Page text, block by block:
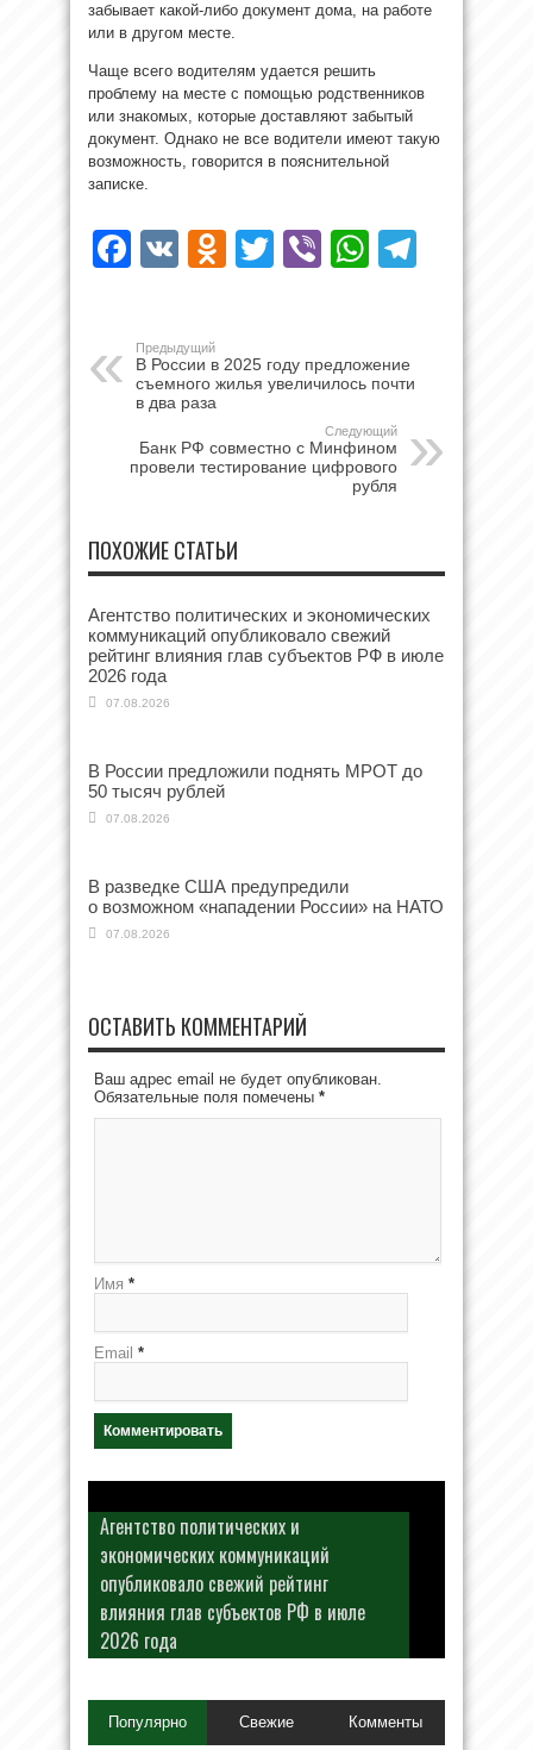
забывает какой-либо документ дома, на работе
или в другом месте.
Чаще всего водителям удается решить
проблему на месте с помощью родственников
или знакомых, которые доставляют забытый
документ. Однако не все водители имеют такую
возможность, говорится в пояснительной
записке.
Facebook
VK Odnoklassniki
Twitter
Viber
Предыдущий
В России в 2025 году предложение
съемного жилья увеличилось почти
в два раза
Следующий
Банк РФ совместно с Минфином
провели тестирование цифрового
рубля
ПОХОЖИЕ СТАТЬИ
Агентство политических и экономических
коммуникаций опубликовало свежий
рейтинг влияния глав субъектов РФ в июле
2026 года
07.08.2026
В России предложили поднять МРОТ до
50 тысяч рублей
07.08.2026
В разведке США предупредили
о возможном «нападении России» на НАТО
07.08.2026
ОСТАВИТЬ КОММЕНТАРИЙ
Ваш адрес email не будет опубликован.
Обязательные поля помечены *
Имя *
Email *
Агентство политических и
экономических коммуникаций
опубликовало свежий рейтинг
влияния глав субъектов РФ в июле
2026 года
Популярно Свежие Комменты